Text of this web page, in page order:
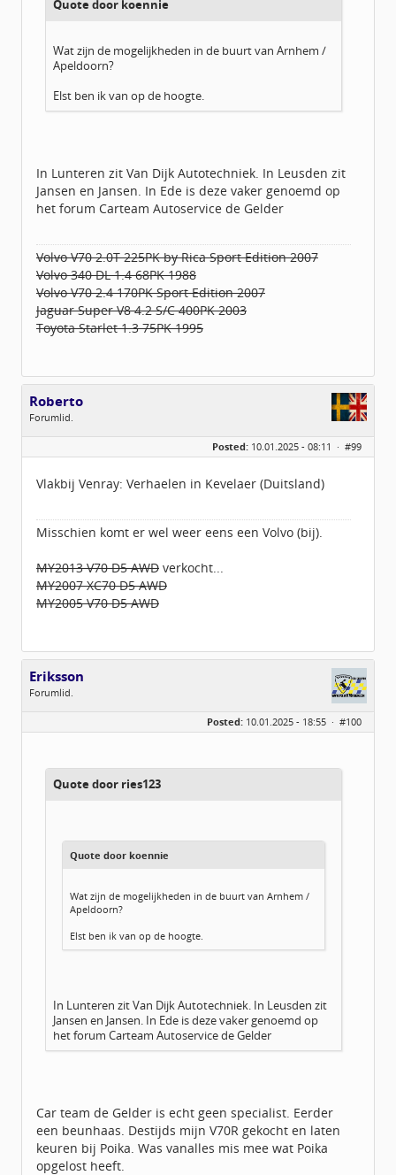
Quote door koennie
Wat zijn de mogelijkheden in de buurt van Arnhem /
Apeldoorn?
Elst ben ik van op de hoogte.
In Lunteren zit Van Dijk Autotechniek. In Leusden zit
Jansen en Jansen. In Ede is deze vaker genoemd op
het forum Carteam Autoservice de Gelder
Volvo V70 2.0T 225PK by Rica Sport Edition 2007
Volvo 340 DL 1.4 68PK 1988
Volvo V70 2.4 170PK Sport Edition 2007
Jaguar Super V8 4.2 S/C 400PK 2003
Toyota Starlet 1.3 75PK 1995
Roberto
Forumlid.
Geslacht:
n/a
Berichten:
202
Posted: 10.01.2025 - 08:11 · #99
Vlakbij Venray: Verhaelen in Kevelaer (Duitsland)
Misschien komt er wel weer eens een Volvo (bij).
MY2013 V70 D5 AWD verkocht...
MY2007 XC70 D5 AWD
MY2005 V70 D5 AWD
Eriksson
Forumlid.
Geregistreerd:02 / 2020
Posted: 10.01.2025 - 18:55 · #100
Quote door ries123
Quote door koennie
Wat zijn de mogelijkheden in de buurt van Arnhem /
Apeldoorn?
Elst ben ik van op de hoogte.
In Lunteren zit Van Dijk Autotechniek. In Leusden zit
Jansen en Jansen. In Ede is deze vaker genoemd op
het forum Carteam Autoservice de Gelder
Car team de Gelder is echt geen specialist. Eerder
een beunhaas. Destijds mijn V70R gekocht en laten
keuren bij Poika. Was vanalles mis mee wat Poika
opgelost heeft.